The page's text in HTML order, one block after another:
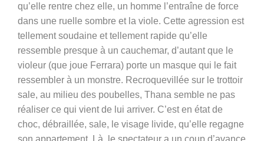
qu’elle rentre chez elle, un homme l’entraîne de force
dans une ruelle sombre et la viole. Cette agression est
tellement soudaine et tellement rapide qu’elle
ressemble presque à un cauchemar, d’autant que le
violeur (que joue Ferrara) porte un masque qui le fait
ressembler à un monstre. Recroquevillée sur le trottoir
sale, au milieu des poubelles, Thana semble ne pas
réaliser ce qui vient de lui arriver. C’est en état de
choc, débraillée, sale, le visage livide, qu’elle regagne
son appartement. Là, le spectateur a un coup d’avance